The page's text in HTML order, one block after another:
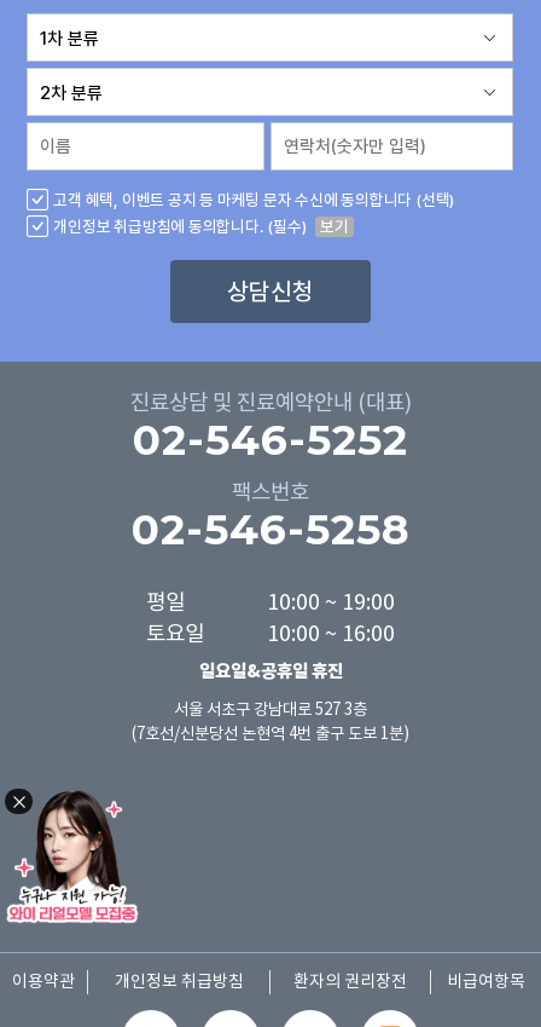
고객 혜택, 이벤트 공지 등 마케팅 문자 수신에 동의합니다 (선택)
개인정보 취급방침에 동의합니다. (필수)
보기
상담신청
진료상담 및 진료예약안내 (대표)
02-546-5252
팩스번호
02-546-5258
평일
토요일
10:00 ~ 19:00
10:00 ~ 16:00
일요일&공휴일 휴진
서울 서초구 강남대로 527 3층
(7호선/신분당선 논현역 4번 출구 도보 1분)
이용약관 개인정보 취급방침 환자의 권리장전 비급여항목